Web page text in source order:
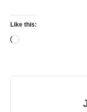
Like this:
Loading…